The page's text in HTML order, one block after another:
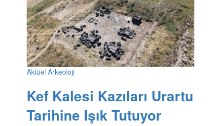
Aktüel Arkeoloji
Kef Kalesi Kazıları Urartu
Tarihine Işık Tutuyor